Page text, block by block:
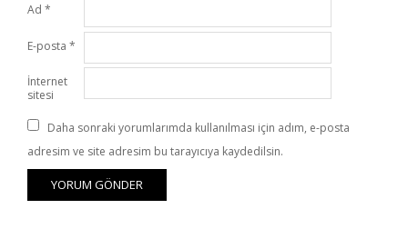
Ad *
E-posta *
İnternet
sitesi
Daha sonraki yorumlarımda kullanılması için adım, e-posta
adresim ve site adresim bu tarayıcıya kaydedilsin.